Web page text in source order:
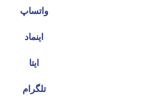
واتساپ
اینماد
ایتا
تلگرام